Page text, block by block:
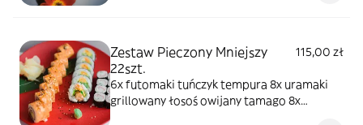
Zestaw Pieczony Mniejszy
22szt.
115,00 zł
6x futomaki tuńczyk tempura 8x uramaki
grillowany łosoś owijany tamago 8x